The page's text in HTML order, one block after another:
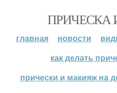
главная новости
как делать
прически и макияж на